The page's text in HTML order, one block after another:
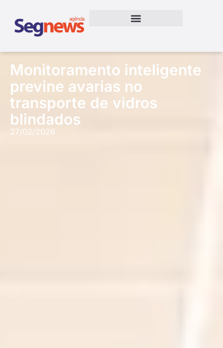
Monitoramento inteligente
previne avarias no
transporte de vidros
blindados
27/02/2026